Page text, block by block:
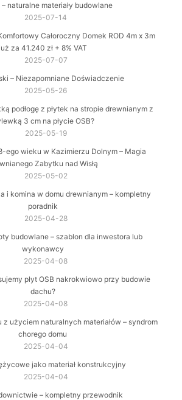
naturalne materiały budowlane
2025-07-14
Całoroczny Domek ROD 4m x 3m
za 41.240 zł + 8% VAT
2025-07-07
– Niezapomniane Doświadczenie
2025-05-26
podłogę z płytek na stropie drewnianym z
3 cm na płycie OSB?
2025-05-19
ego wieku w Kazimierzu Dolnym – Magia
Zabytku nad Wisłą
2025-05-02
i komina w domu drewnianym – kompletny
poradnik
2025-04-28
budowlane – szablon dla inwestora lub
wykonawcy
2025-04-08
płyt OSB nakrokwiowo przy budowie
dachu?
2025-04-08
użyciem naturalnych materiałów – syndrom
chorego domu
2025-04-04
jako materiał konstrukcyjny
2025-04-04
– kompletny przewodnik